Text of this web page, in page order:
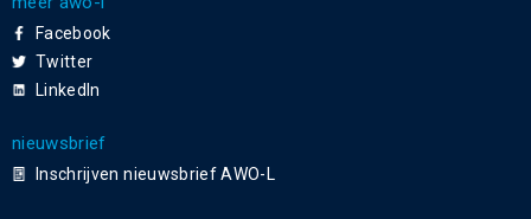
Facebook
Twitter
LinkedIn
nieuwsbrief
Inschrijven nieuwsbrief AWO-L